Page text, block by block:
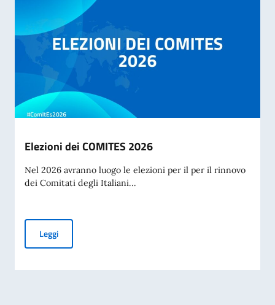
Elezioni dei COMITES 2026
Nel 2026 avranno luogo le elezioni per il per il rinnovo
dei Comitati degli Italiani...
LeggiElezioni dei COMITES 2026